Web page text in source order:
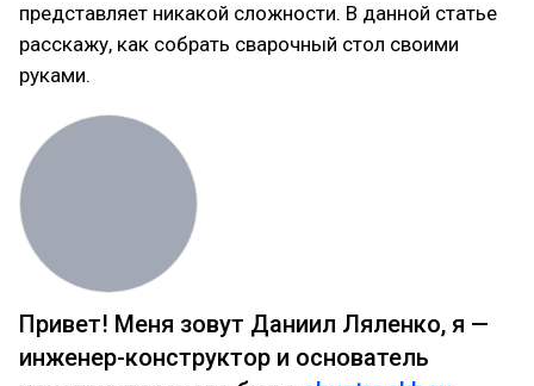
представляет никакой сложности. В данной статье
расскажу, как собрать сварочный стол своими
руками.
Привет! Меня зовут Даниил Ляленко, я —
инженер-конструктор и основатель